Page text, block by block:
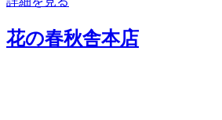
花の春秋舎本店